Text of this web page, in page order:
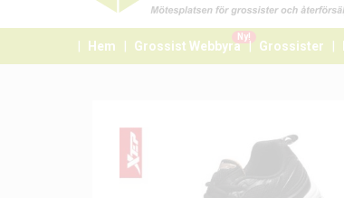
Hem Grossist Webbyrå
Ny!
Grossister